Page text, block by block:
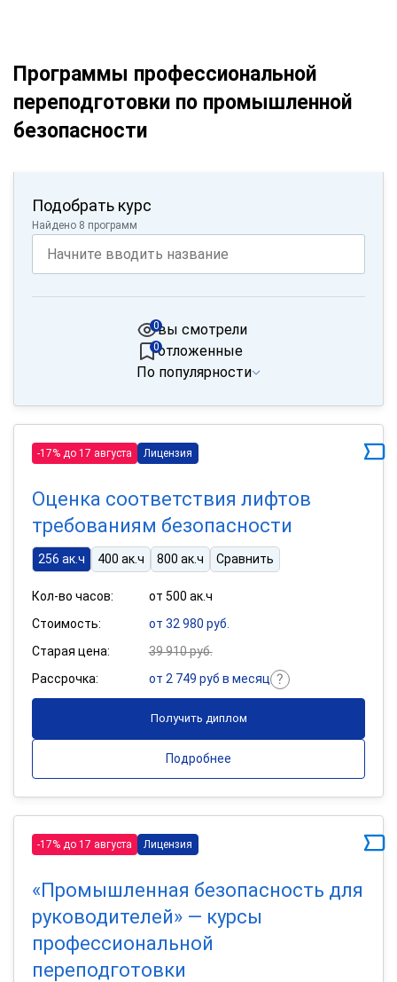
Программы профессиональной
переподготовки по промышленной
безопасности
Подобрать курс
Найдено 8 программ
вы смотрели
0
отложенные
0
По популярности
-17% до 17 августа Лицензия
Оценка соответствия лифтов
требованиям безопасности
256 ак.ч 400 ак.ч 800 ак.ч Сравнить
Кол-во часов:
от 500 ак.ч
Стоимость:
от 32 980 руб.
Старая цена:
39 910 руб.
Рассрочка:
от 2 749 руб в месяц
Получить диплом
Подробнее
-17% до 17 августа Лицензия
«Промышленная безопасность для
руководителей» — курсы
профессиональной
переподготовки